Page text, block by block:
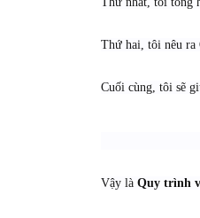
Thứ hai, tôi nêu ra
Cuối cùng, tôi sẽ
Vậy là Quy trình